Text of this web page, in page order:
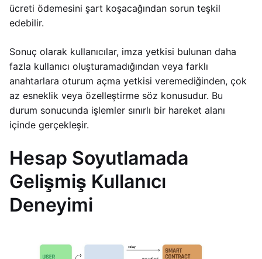
ücreti ödemesini şart koşacağından sorun teşkil
edebilir.
Sonuç olarak kullanıcılar, imza yetkisi bulunan daha
fazla kullanıcı oluşturamadığından veya farklı
anahtarlara oturum açma yetkisi veremediğinden, çok
az esneklik veya özelleştirme söz konusudur. Bu
durum sonucunda işlemler sınırlı bir hareket alanı
içinde gerçekleşir.
Hesap Soyutlamada
Gelişmiş Kullanıcı
Deneyimi